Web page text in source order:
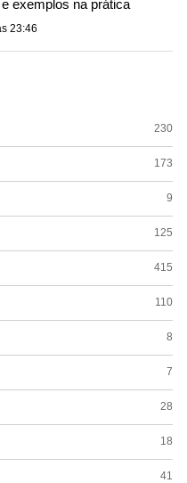
exemplos na prática
23:46
230
173
9
125
415
110
8
7
28
18
41